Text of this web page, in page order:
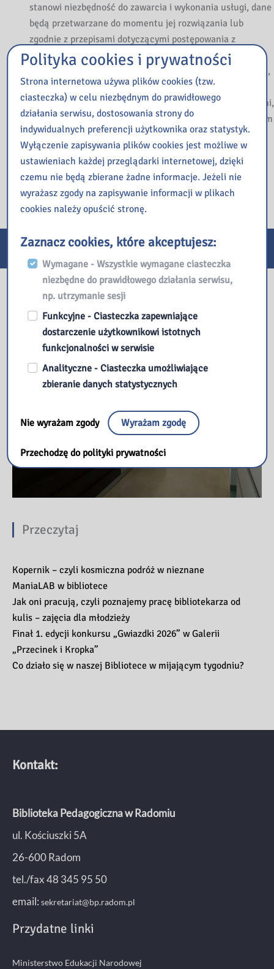
stanowi niezbędność do zawarcia i wykonania usługi, dane
będą przetwarzane do momentu jej rozwiązania lub
zgodnie z przepisami dotyczącymi postępowania z
dokumentacją oraz przechowywania dokumentów. Okres
przetwarzania danych może być przedłużony w przypadku,
gdy przetwarzanie jest niezbędne do ustalenia,
dochodzenia lub obrony przed ewentualnymi roszczeniami,
a po tym okresie, jedynie w przypadku i w zakresie, w jakim
będą wymagać tego przepisy prawa. Po upływie okresu
przetwarzania dane są nieodwracalnie usuwane lub
anonimizowane.
E-usługi
Nasza biblioteka
Przeczytaj
Kopernik – czyli kosmiczna podróż w nieznane
ManiaLAB w bibliotece
Jak oni pracują, czyli poznajemy pracę bibliotekarza od
kulis – zajęcia dla młodzieży
Finał 1. edycji konkursu „Gwiazdki 2026” w Galerii
„Przecinek i Kropka”
Co działo się w naszej Bibliotece w mijającym tygodniu?
Kontakt:
Biblioteka Pedagogiczna w Radomiu
ul. Kościuszki 5A
26-600 Radom
tel./fax 48 345 95 50
email: sekretariat@bp.radom.pl
Przydatne linki
Ministerstwo Edukacji Narodowej
Polityka cookies i prywatności
Strona internetowa używa plików cookies (tzw.
ciasteczka) w celu niezbędnym do prawidłowego
działania serwisu, dostosowania strony do
indywidualnych preferencji użytkownika oraz statystyk.
Wyłączenie zapisywania plików cookies jest możliwe w
ustawieniach każdej przeglądarki internetowej, dzięki
czemu nie będą zbierane żadne informacje. Jeżeli nie
wyrażasz zgody na zapisywanie informacji w plikach
cookies należy opuścić stronę.
Zaznacz cookies, które akceptujesz:
Wymagane - Wszystkie wymagane ciasteczka
niezbędne do prawidłowego działania serwisu,
np. utrzymanie sesji
Funkcyjne - Ciasteczka zapewniające
dostarczenie użytkownikowi istotnych
funkcjonalności w serwisie
Analityczne - Ciasteczka umożliwiające
zbieranie danych statystycznych
Nie wyrażam zgody Wyrażam zgodę
Przechodzę do polityki prywatności